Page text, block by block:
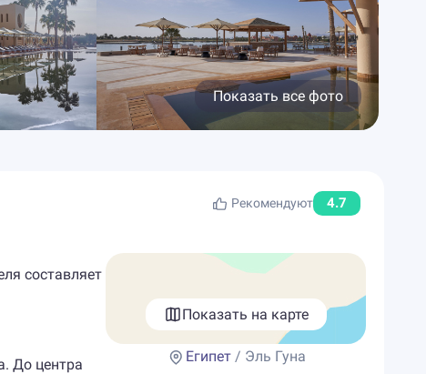
Показать все фото
Рекомендуют 4.7
составляет
До центра
Показать на карте
Египет/ Эль Гуна